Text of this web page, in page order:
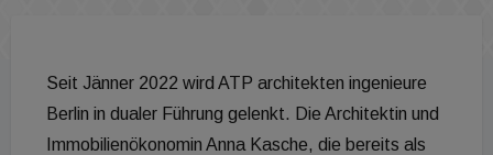
Seit Jänner 2022 wird ATP architekten ingenieure
Berlin in dualer Führung gelenkt. Die Architektin und
Immobilienökonomin Anna Kasche, die bereits als